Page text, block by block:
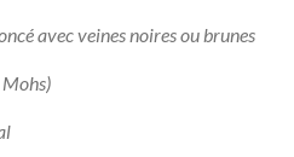
avec veines noires ou brunes
Mohs)